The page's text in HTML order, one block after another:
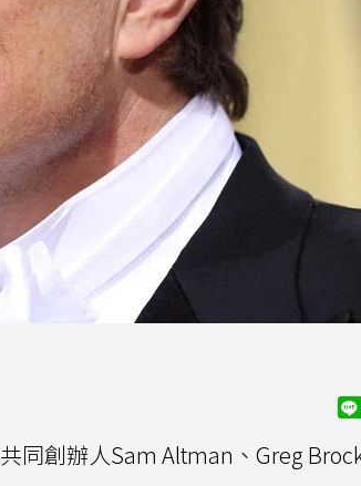
共同創辦人Sam Altman、Greg